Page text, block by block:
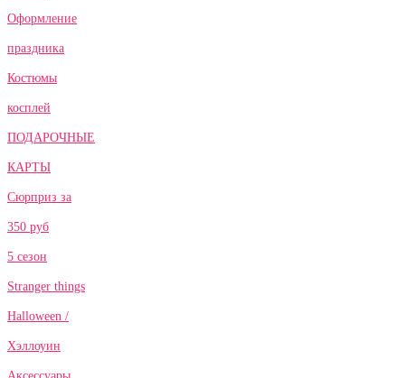
Оформление
праздника
Костюмы
косплей
ПОДАРОЧНЫЕ
КАРТЫ
Сюрприз за
350 руб
5 сезон
Stranger things
Halloween /
Хэллоуин